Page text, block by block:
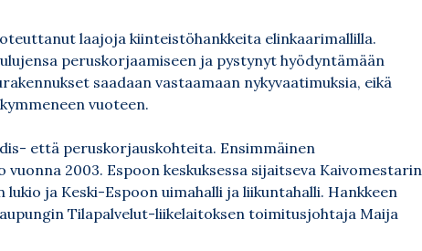
laajoja kiinteistöhankkeita elinkaarimallilla.
peruskorjaamiseen ja pystynyt hyödyntämään
saadaan vastaamaan nykyvaatimuksia, eikä
vuoteen.
että peruskorjauskohteita. Ensimmäinen
2003. Espoon keskuksessa sijaitseva Kaivomestarin
ja Keski-Espoon uimahalli ja liikuntahalli. Hankkeen
Tilapalvelut-liikelaitoksen toimitusjohtaja Maija